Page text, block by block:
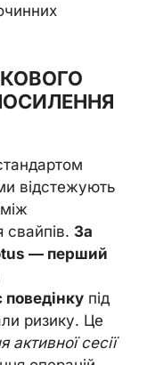
відстежують
За
— перший
під
ризику. Це
активної сесії